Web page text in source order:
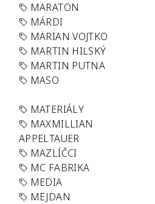
MARATON
MÁRDI
MARIAN VOJTKO
MARTIN HILSKÝ
MARTIN PUTNA
MASO
MATERIÁLY
MAXMILLIAN
APPELTAUER
MAZLÍČCI
MC FABRIKA
MEDIA
MEJDAN